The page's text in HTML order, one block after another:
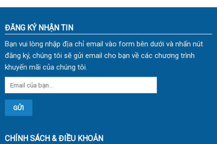
ĐĂNG KÝ NHẬN TIN
Bạn vui lòng nhập địa chỉ email vào form bên dưới và nhấn nút
đăng ký, chúng tôi sẽ gửi email cho bạn về các chương trình
khuyến mãi của chúng tôi.
CHÍNH SÁCH & ĐIỀU KHOẢN